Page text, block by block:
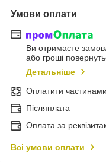
Умови оплати
Ви отримаєте
або гроші
Детальніше
Оплатити частинами
Післяплата
Оплата за
Всі умови оплати